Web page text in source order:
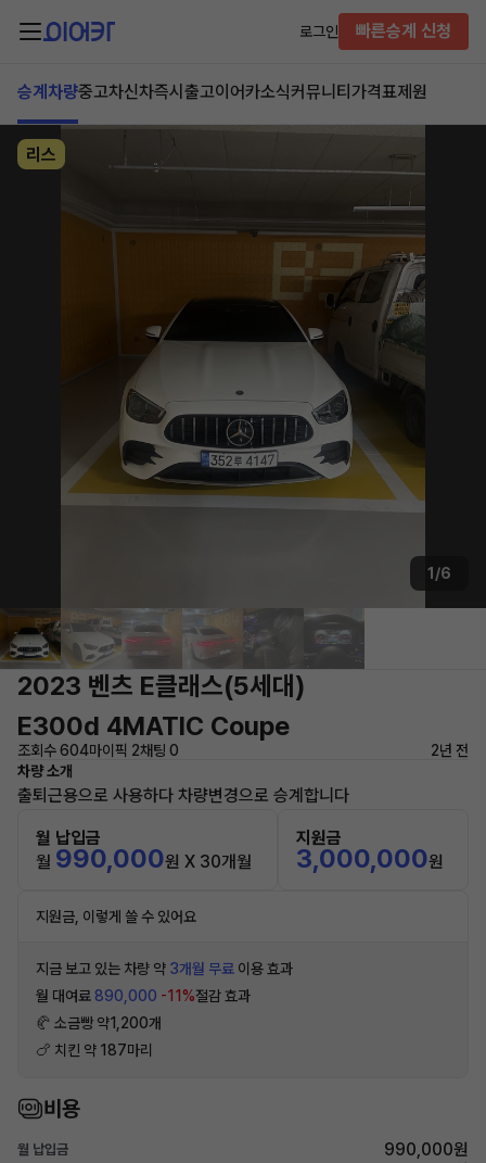
로그인 빠른승계 신청
승계차량중고차신차즉시출고이어카소식커뮤니티 가격표제원
리스
1/6
2023 벤츠 E클래스(5세대)
E300d 4MATIC Coupe
조회수 604마이픽 2채팅 0
2년 전
차량 소개
출퇴근용으로 사용하다 차량변경으로 승계합니다
월 납입금
월 990,000원 X 30개월
지원금
3,000,000원
지원금, 이렇게 쓸 수 있어요
지금 보고 있는 차량 약 3개월 무료 이용 효과
월 대여료 890,000 -11%절감 효과
🥐 소금빵 약1,200개
🍗 치킨 약 187마리
비용
월 납입금 990,000원